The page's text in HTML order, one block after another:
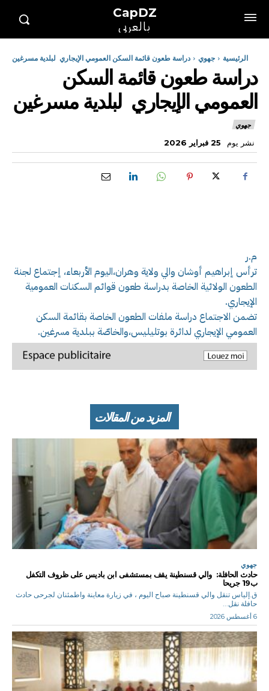
CapDZ
بالعربي
الرئيسية جهوي دراسة طعون قائمة السكن العمومي الإيجاري لبلدية مسرغين
دراسة طعون قائمة السكن
العمومي الإيجاري لبلدية مسرغين
جهوي
نشر يوم 25 فبراير 2026
م.ر
ترأس إبراهيم أوشان والي ولاية وهران،اليوم الأربعاء، إجتماع لجنة
الطعون الولائية الخاصة بدراسة طعون قوائم السكنات العمومية
الإيجاري.
تضمن الاجتماع دراسة ملفات الطعون الخاصة بقائمة السكن
العمومي الإيجاري لدائرة بوتليليس،والخاصّة ببلدية مسرغين.
المزيد من المقالات
جهوي
حادث الحافلة: والي قسنطينة يقف بمستشفى ابن باديس على ظروف التكفل
ب19 جريحا
ق.إلياس تنقل والي قسنطينة صباح اليوم ، في زيارة معاينة واطمئنان لجرحى حادث
حافلة نقل...
6 أغسطس 2026